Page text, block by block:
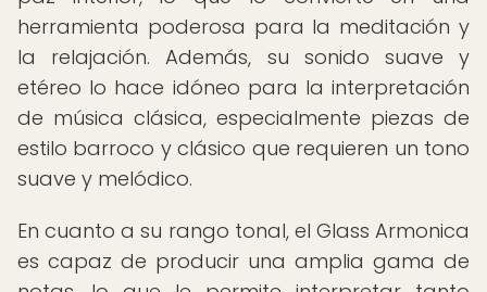
herramienta poderosa para la meditación y
la relajación. Además, su sonido suave y
etéreo lo hace idóneo para la interpretación
de música clásica, especialmente piezas de
estilo barroco y clásico que requieren un tono
suave y melódico.
En cuanto a su rango tonal, el Glass Armonica
es capaz de producir una amplia gama de